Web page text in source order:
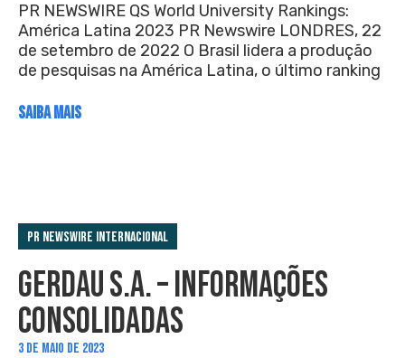
PR NEWSWIRE QS World University Rankings:
América Latina 2023 PR Newswire LONDRES, 22
de setembro de 2022 O Brasil lidera a produção
de pesquisas na América Latina, o último ranking
SAIBA MAIS
PR Newswire Internacional
GERDAU S.A. – INFORMAÇÕES
CONSOLIDADAS
3 DE MAIO DE 2023